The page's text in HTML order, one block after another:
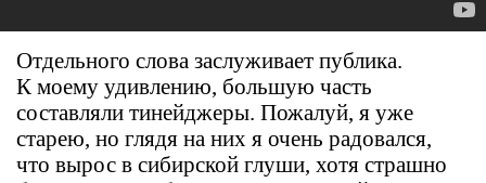
Отдельного слова заслуживает публика.
К моему удивлению, большую часть
составляли тинейджеры. Пожалуй, я уже
старею, но глядя на них я очень радовался,
что вырос в сибирской глуши, хотя страшно